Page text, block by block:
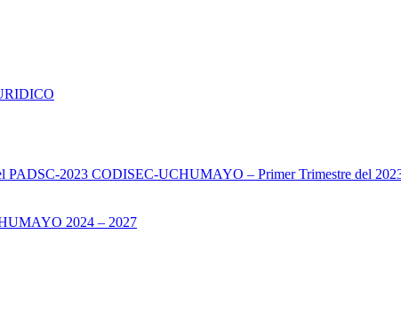
PADSC-2023 CODISEC-UCHUMAYO – Primer Trimestre del
2024 – 2027